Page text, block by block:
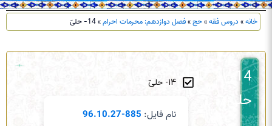
خانه» دروس فقه»حج»فصل دوازدهم: محرمات احرام»14- حلیّ
حلیّ
14- حلیّ
نام فایل: 885-96.10.27